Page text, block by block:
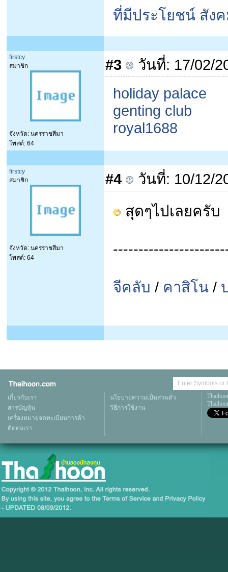
ที่มีประโยชน์ สัง
firstcy
สมาชิก
จังหวัด: นครราชสีมา
โพสต์: 64
#3
วันที่: 17/02/
holiday palace
genting club
royal1688
firstcy
สมาชิก
จังหวัด: นครราชสีมา
โพสต์: 64
#4
วันที่: 10/12/
สุดๆไปเลยครับ
จีคลับ / คาสิโน /
เกี่ยวกับเรา
สารบัญหุ้น
เครื่องหมายจดทะเบียนการค้า
ติดต่อเรา
นโยบายความเป็นส่วนตัว
วิธีการใช้งาน